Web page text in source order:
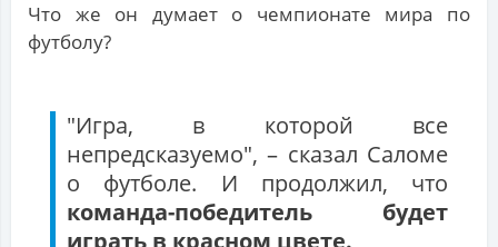
Что же он думает о чемпионате мира по
футболу?
"Игра, в которой все
непредсказуемо", – сказал Саломе
о футболе. И продолжил, что
команда-победитель будет